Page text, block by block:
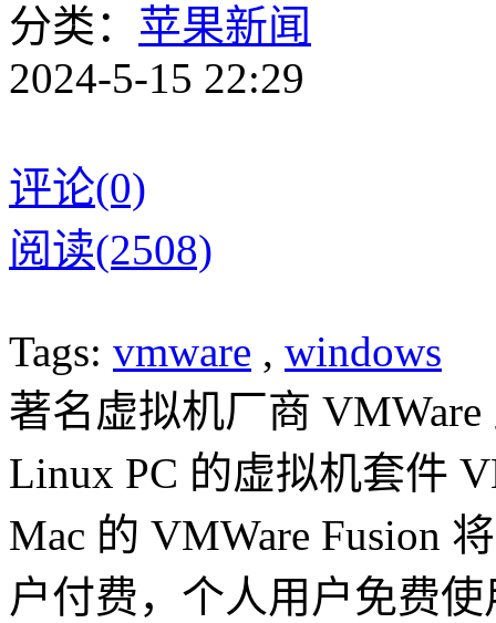
分类： 苹果新闻
2024-5-15 22:29
评论(0)
阅读(2508)
Tags: vmware , windows
著名虚拟机厂商
Linux PC 的虚拟机套件
Mac 的 VMWare Fusion
户付费，个人用户免费